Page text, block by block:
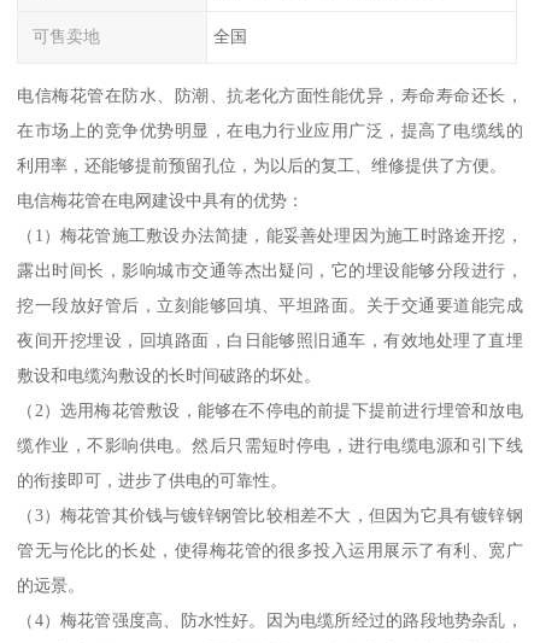
可售卖地 全国
电信梅花管在防水、防潮、抗老化方面性能优异，寿命寿命还长，
在市场上的竞争优势明显，在电力行业应用广泛，提高了电缆线的
利用率，还能够提前预留孔位，为以后的复工、维修提供了方便。
电信梅花管在电网建设中具有的优势：
（1）梅花管施工敷设办法简捷，能妥善处理因为施工时路途开挖，
露出时间长，影响城市交通等杰出疑问，它的埋设能够分段进行，
挖一段放好管后，立刻能够回填、平坦路面。关于交通要道能完成
夜间开挖埋设，回填路面，白日能够照旧通车，有效地处理了直埋
敷设和电缆沟敷设的长时间破路的坏处。
（2）选用梅花管敷设，能够在不停电的前提下提前进行埋管和放电
缆作业，不影响供电。然后只需短时停电，进行电缆电源和引下线
的衔接即可，进步了供电的可靠性。
（3）梅花管其价钱与镀锌钢管比较相差不大，但因为它具有镀锌钢
管无与伦比的长处，使得梅花管的很多投入运用展示了有利、宽广
的远景。
（4）梅花管强度高、防水性好。因为电缆所经过的路段地势杂乱，